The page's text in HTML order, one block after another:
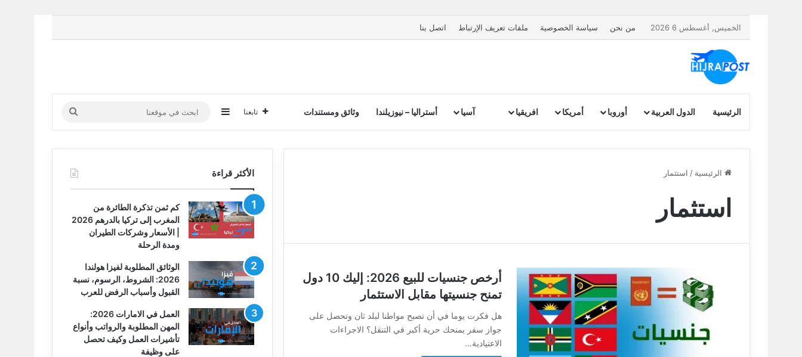
الخميس, أغسطس 6 2026 من نحن سياسة الخصوصية ملفات تعريف الإرتباط اتصل بنا
الرئيسية الدول العربية أوروبا أمريكا افريقيا آسيا أستراليا – نيوزيلندا وثائق ومستندات تابعنا إضافة عمود جانبي
ابحث
في
الرئيسية / استثمار
استثمار
أرخص جنسيات للبيع 2026: إليك 10 دول
تمنح جنسيتها مقابل الاستثمار
هل فكرت يوما في أن تصبح مواطنا لبلد ثان وتحصل على
جواز سفر يمنحك حرية أكبر في التنقل؟ الاجراءات
الاعتيادية…
الأكثر قراءة
كم ثمن تذكرة الطائرة من
المغرب إلى تركيا بالدرهم 2026
| الأسعار وشركات الطيران
ومدة الرحلة
الوثائق المطلوبة لفيزا هولندا
2026: الشروط، الرسوم، نسبة
القبول وأسباب الرفض للعرب
العمل في الامارات 2026:
المهن المطلوبة والرواتب وأنواع
تأشيرات العمل وكيف تحصل
على وظيفة